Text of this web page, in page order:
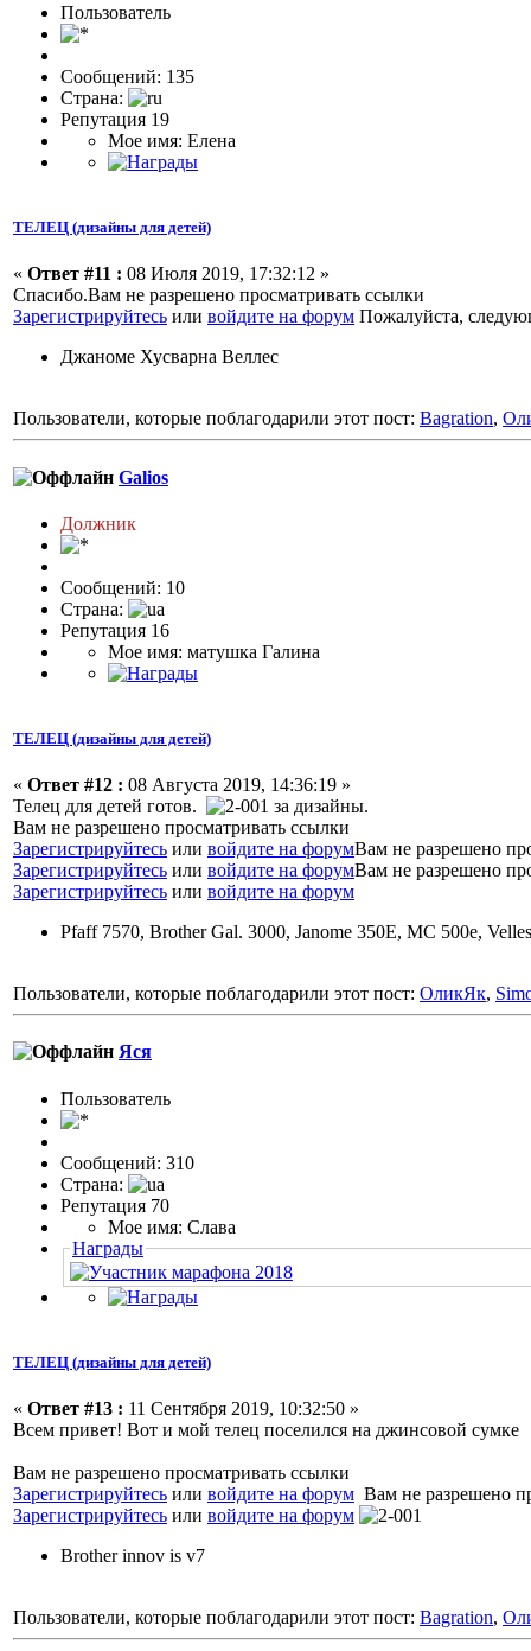
Пользовaтeль
Сообщений: 135
Страна:
Репутация 19
Мое имя: Елена
ТЕЛЕЦ (дизайны для детей)
« Ответ #11 : 08 Июля 2019, 17:32:12 »
Спасибо.Вам не разрешено просматривать ссылки
Зарегистрируйтесь или войдите на форум Пожалуйста,
Джаноме Хусварна Веллес
Пользователи, которые поблагодарили этот пост: Bagration,
Galios
Должник
Сообщений: 10
Страна:
Репутация 16
Мое имя: матушка Галина
ТЕЛЕЦ (дизайны для детей)
« Ответ #12 : 08 Августа 2019, 14:36:19 »
Телец для детей готов.
за дизайны.
Вам не разрешено просматривать ссылки
Зарегистрируйтесь или войдите на форумВам не разрешено
Зарегистрируйтесь или войдите на форумВам не разрешено
Зарегистрируйтесь или войдите на форум
Pfaff 7570, Brother Gal. 3000, Janome 350E, MC 500e,
Пользователи, которые поблагодарили этот пост: ОликЯк,
Яся
Пользовaтeль
Сообщений: 310
Страна:
Репутация 70
Мое имя: Слава
Награды
ТЕЛЕЦ (дизайны для детей)
« Ответ #13 : 11 Сентября 2019, 10:32:50 »
Всем привет! Вот и мой телец поселился на джинсовой сумке
Вам не разрешено просматривать ссылки
Зарегистрируйтесь или войдите на форум Вам не разрешено
Зарегистрируйтесь или войдите на форум
Brother innov is v7
Пользователи, которые поблагодарили этот пост: Bagration,